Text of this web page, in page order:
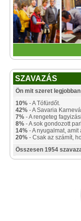
SZAVAZÁS
Ön mit szeret
10% - A Tófürdőt.
42% - A Savaria
7% - A rengeteg
8% - A sok gondozott
14% - A nyugalmat,
20% - Csak az számít,
Összesen 1954